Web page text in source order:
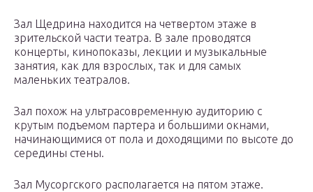
Зал Щедрина находится на четвертом этаже в
зрительской части театра. В зале проводятся
концерты, кинопоказы, лекции и музыкальные
занятия, как для взрослых, так и для самых
маленьких театралов.
Зал похож на ультрасовременную аудиторию с
крутым подъемом партера и большими окнами,
начинающимися от пола и доходящими по высоте до
середины стены.
Зал Мусоргского располагается на пятом этаже.